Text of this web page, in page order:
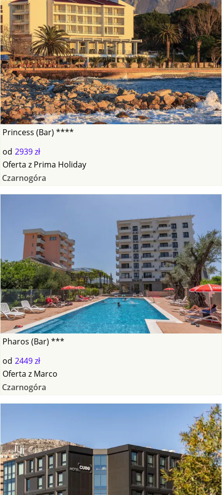
Princess (Bar) ****
od 2939 zł
Oferta z Prima Holiday
Czarnogóra
Pharos (Bar) ***
od 2449 zł
Oferta z Marco
Czarnogóra